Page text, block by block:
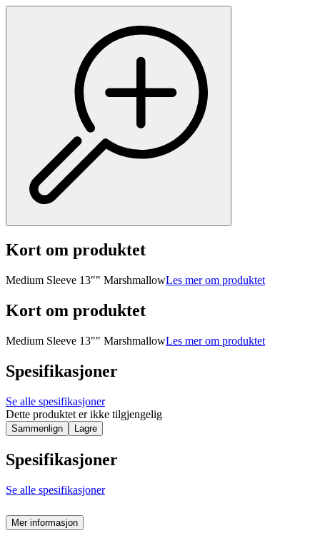
Kort om produktet
Medium Sleeve 13"" MarshmallowLes mer om produktet
Kort om produktet
Medium Sleeve 13"" MarshmallowLes mer om produktet
Spesifikasjoner
Se alle spesifikasjoner
Dette produktet er ikke tilgjengelig
Sammenlign Lagre
Spesifikasjoner
Se alle spesifikasjoner
Mer informasjon